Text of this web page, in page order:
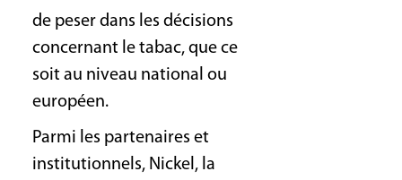
de peser dans les décisions
concernant le tabac, que ce
soit au niveau national ou
européen.
Parmi les partenaires et
institutionnels, Nickel, la